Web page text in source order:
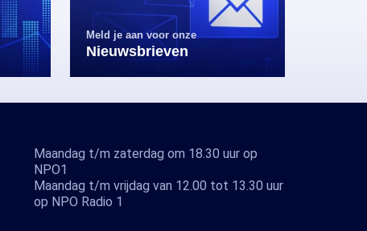
Meld je aan voor onze
Nieuwsbrieven
Maandag t/m zaterdag om 18.30 uur op
NPO1
Maandag t/m vrijdag van 12.00 tot 13.30 uur
op NPO Radio 1